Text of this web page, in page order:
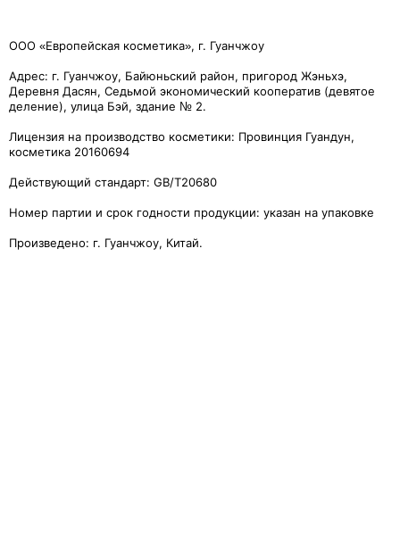
ООО «Европейская косметика», г. Гуанчжоу
Адрес: г. Гуанчжоу, Байюньский район, пригород Жэньхэ,
Деревня Дасян, Седьмой экономический кооператив (девятое
деление), улица Бэй, здание № 2.
Лицензия на производство косметики: Провинция Гуандун,
косметика 20160694
Действующий стандарт: GB/T20680
Номер партии и срок годности продукции: указан на упаковке
Произведено: г. Гуанчжоу, Китай.